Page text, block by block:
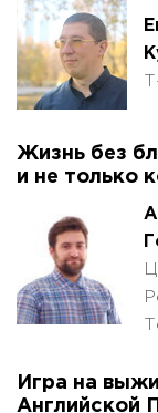
Жизнь без
и не только
Игра на
Английской